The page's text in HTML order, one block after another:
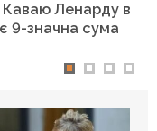
Каваю Ленарду в
9-значна сума